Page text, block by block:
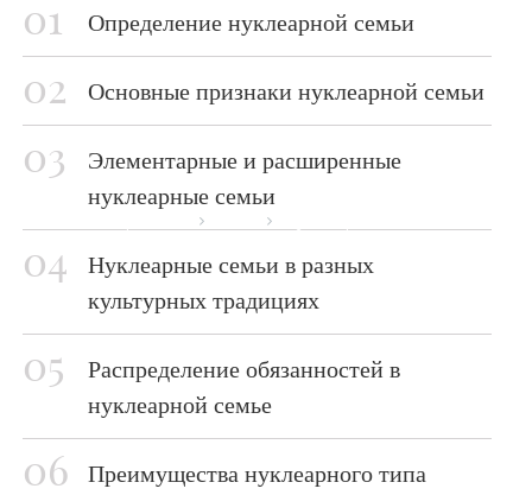
Определение нуклеарной семьи
Основные признаки нуклеарной семьи
Элементарные и расширенные
нуклеарные семьи
Нуклеарные семьи в разных
культурных традициях
Распределение обязанностей в
нуклеарной семье
Преимущества нуклеарного типа